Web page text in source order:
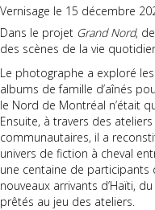
Vernisage le 15 décembre
Dans le projet Grand Nord,
des scènes de la vie
Le photographe a exploré
albums de famille d’aînés
le Nord de Montréal n’était
Ensuite, à travers des
communautaires, il a
univers de fiction à cheval
une centaine de participants
nouveaux arrivants d’Haïti,
prêtés au jeu des ateliers.